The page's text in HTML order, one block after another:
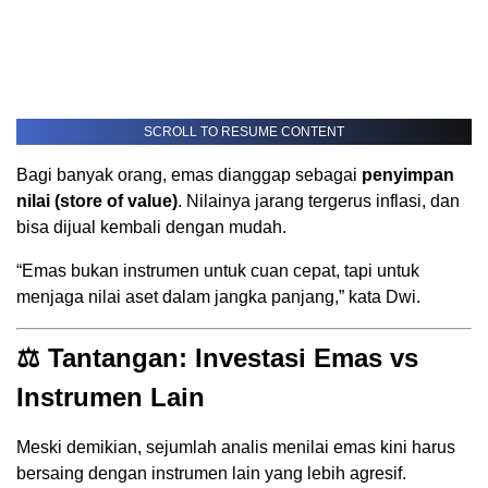
SCROLL TO RESUME CONTENT
Bagi banyak orang, emas dianggap sebagai penyimpan
nilai (store of value). Nilainya jarang tergerus inflasi, dan
bisa dijual kembali dengan mudah.
“Emas bukan instrumen untuk cuan cepat, tapi untuk
menjaga nilai aset dalam jangka panjang,” kata Dwi.
⚖️ Tantangan: Investasi Emas vs
Instrumen Lain
Meski demikian, sejumlah analis menilai emas kini harus
bersaing dengan instrumen lain yang lebih agresif.